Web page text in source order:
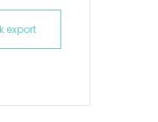
export